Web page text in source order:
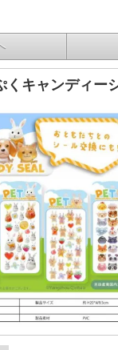
くキャンディ